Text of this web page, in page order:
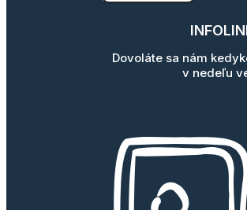
Dovoláte sa nám
v nedeľu